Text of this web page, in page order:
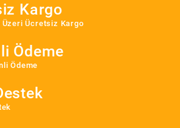
Kargo
Üzeri Ücretsiz Kargo
Ödeme
Ödeme